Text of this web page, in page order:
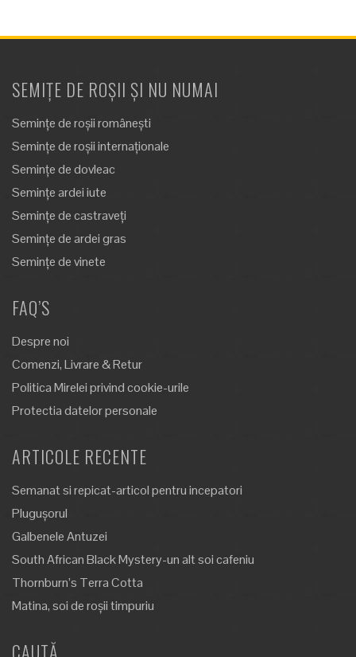
SEMIȚE DE ROȘII ȘI NU NUMAI
Semințe de roșii românești
Semințe de roșii internaționale
Semințe de dovleac
Semințe ardei iute
Semințe de castraveți
Semințe de ardei gras
Semințe de vinete
FAQ’S
Despre noi
Comenzi, Livrare & Retur
Politica Mirelei privind cookie-urile
Protectia datelor personale
ARTICOLE RECENTE
Semanat si repicat-articol pentru incepatori
Plugușorul
Galbenele Antuzei
South African Black Mystery-un alt soi cafeniu
Thornburn’s Terra Cotta
Matina, soi de roșii timpuriu
CAUTĂ